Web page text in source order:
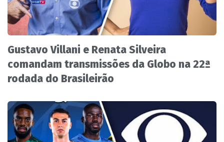
Gustavo Villani e Renata Silveira
comandam transmissões da Globo na 22ª
rodada do Brasileirão